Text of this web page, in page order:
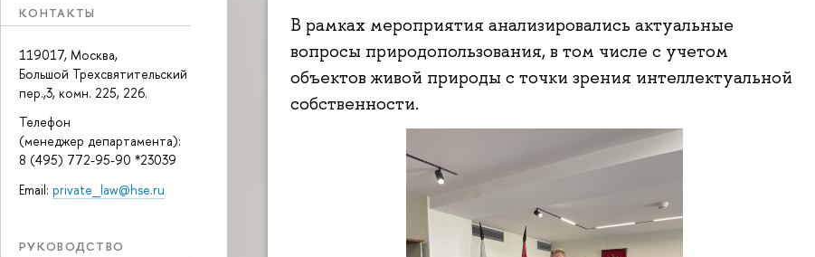
КОНТАКТЫ
119017, Москва,
Большой Трехсвятительский
пер.,3, комн. 225, 226.
Телефон
(менеджер департамента):
8 (495) 772-95-90 *23039
Email: private_law@hse.ru
РУКОВОДСТВО
В рамках мероприятия анализировались актуальные
вопросы природопользования, в том числе с учетом
объектов живой природы с точки зрения интеллектуальной
собственности.